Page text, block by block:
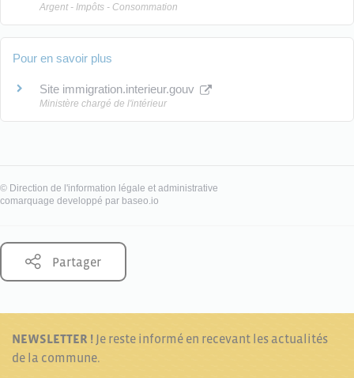
Argent - Impôts - Consommation
Pour en savoir plus
Site immigration.interieur.gouv
Ministère chargé de l'intérieur
© Direction de l'information légale et administrative
comarquage developpé par baseo.io
Partager
NEWSLETTER ! Je reste informé en recevant les actualités
de la commune.